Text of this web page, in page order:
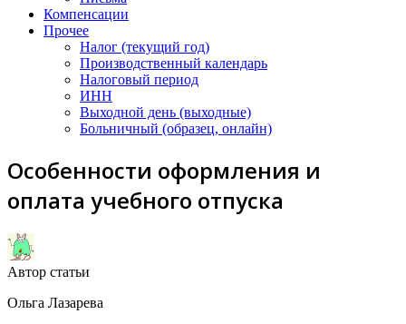
Компенсации
Прочее
Налог (текущий год)
Производственный календарь
Налоговый период
ИНН
Выходной день (выходные)
Больничный (образец, онлайн)
Особенности оформления и
оплата учебного отпуска
Автор статьи
Ольга Лазарева